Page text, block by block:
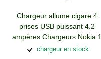
Chargeur allume cigare 4
prises USB puissant 4.2
ampères:Chargeurs Nokia 1
chargeur en stock